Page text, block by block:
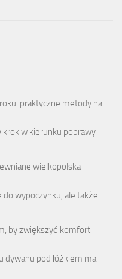
praktyczne metody na
w kierunku poprawy
wielkopolska –
wypoczynku, ale także
by zwiększyć komfort i
dywanu pod łóżkiem ma